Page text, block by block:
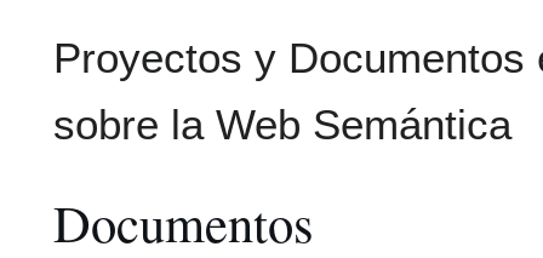
Proyectos y
sobre la Web Semántica
Documentos